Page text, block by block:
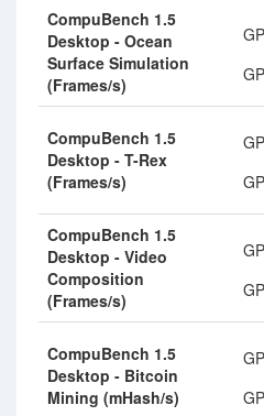
CompuBench 1.5
Desktop - Ocean
Surface Simulation
(Frames/s)
CompuBench 1.5
Desktop - T-Rex
(Frames/s)
CompuBench 1.5
Desktop - Video
Composition
(Frames/s)
CompuBench 1.5
Desktop - Bitcoin
Mining (mHash/s)